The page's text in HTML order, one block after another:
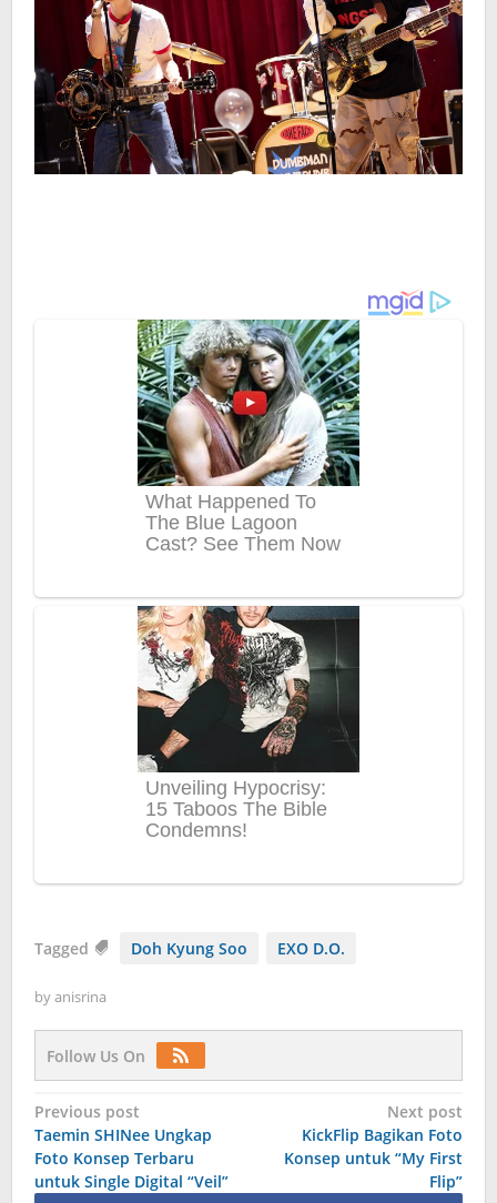
Tagged Doh Kyung Soo EXO D.O.
byanisrina
Follow Us On
Post
navigation
Previous post
Taemin SHINee Ungkap
Foto Konsep Terbaru
untuk Single Digital “Veil”
Next post
KickFlip Bagikan Foto
Konsep untuk “My First
Flip”